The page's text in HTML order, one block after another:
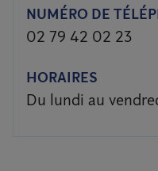
NUMÉRO DE
02 79 42 02 23
HORAIRES
Du lundi au